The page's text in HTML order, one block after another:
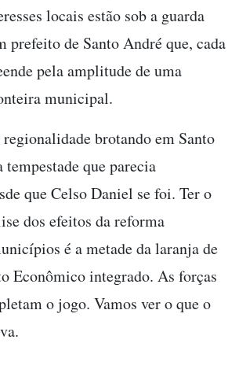
locais estão sob a guarda
prefeito de Santo André que, cada
pela amplitude de uma
municipal.
brotando em Santo
que parecia
que Celso Daniel se foi. Ter o
dos efeitos da reforma
é a metade da laranja de
Econômico integrado. As forças
o jogo. Vamos ver o que o